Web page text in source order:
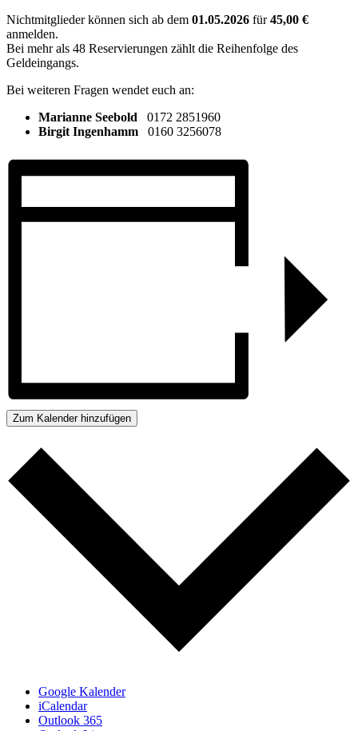
Nichtmitglieder können sich ab dem 01.05.2026 für45,00 €
anmelden.
Bei mehr als 48 Reservierungen zählt die Reihenfolge des
Geldeingangs.
Bei weiteren Fragen wendet euch an:
Marianne Seebold 0172 2851960
Birgit Ingenhamm 0160 3256078
Zum Kalender hinzufügen
Google Kalender
iCalendar
Outlook 365